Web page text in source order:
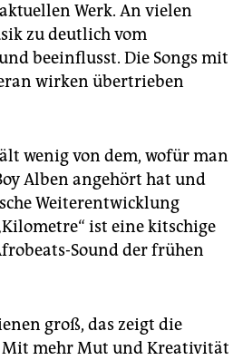
Werk. An vielen
zu deutlich vom
beeinflusst. Die Songs mit
wirken übertrieben
wenig von dem, wofür man
Alben angehört hat und
Weiterentwicklung
ist eine kitschige
Sound der frühen
groß, das zeigt die
Mit mehr Mut und Kreativität